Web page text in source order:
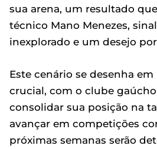
sua arena, um resultado
técnico Mano Menezes,
inexplorado e um desejo
Este cenário se desenha
crucial, com o clube
consolidar sua posição na
avançar em competições
próximas semanas serão